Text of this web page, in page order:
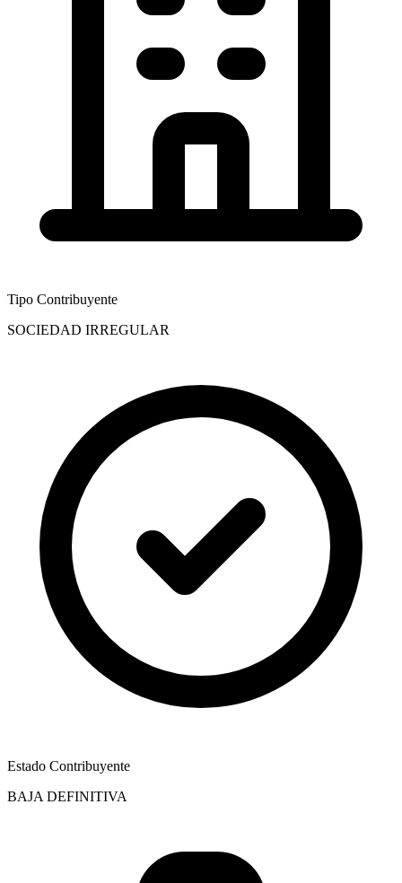
Tipo Contribuyente
SOCIEDAD IRREGULAR
Estado Contribuyente
BAJA DEFINITIVA